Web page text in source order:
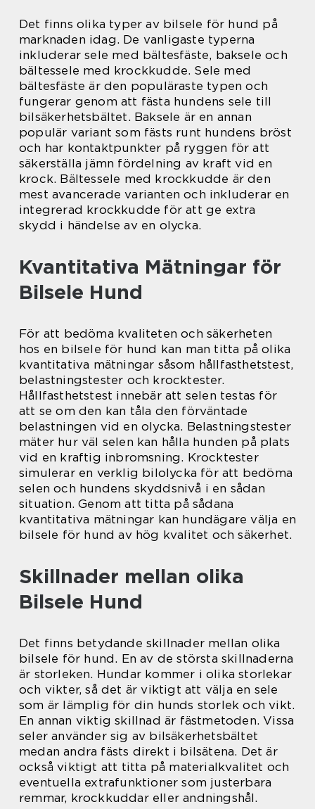
Det finns olika typer av bilsele för hund på
marknaden idag. De vanligaste typerna
inkluderar sele med bältesfäste, baksele och
bältessele med krockkudde. Sele med
bältesfäste är den populäraste typen och
fungerar genom att fästa hundens sele till
bilsäkerhetsbältet. Baksele är en annan
populär variant som fästs runt hundens bröst
och har kontaktpunkter på ryggen för att
säkerställa jämn fördelning av kraft vid en
krock. Bältessele med krockkudde är den
mest avancerade varianten och inkluderar en
integrerad krockkudde för att ge extra
skydd i händelse av en olycka.
Kvantitativa Mätningar för
Bilsele Hund
För att bedöma kvaliteten och säkerheten
hos en bilsele för hund kan man titta på olika
kvantitativa mätningar såsom hållfasthetstest,
belastningstester och krocktester.
Hållfasthetstest innebär att selen testas för
att se om den kan tåla den förväntade
belastningen vid en olycka. Belastningstester
mäter hur väl selen kan hålla hunden på plats
vid en kraftig inbromsning. Krocktester
simulerar en verklig bilolycka för att bedöma
selen och hundens skyddsnivå i en sådan
situation. Genom att titta på sådana
kvantitativa mätningar kan hundägare välja en
bilsele för hund av hög kvalitet och säkerhet.
Skillnader mellan olika
Bilsele Hund
Det finns betydande skillnader mellan olika
bilsele för hund. En av de största skillnaderna
är storleken. Hundar kommer i olika storlekar
och vikter, så det är viktigt att välja en sele
som är lämplig för din hunds storlek och vikt.
En annan viktig skillnad är fästmetoden. Vissa
seler använder sig av bilsäkerhetsbältet
medan andra fästs direkt i bilsätena. Det är
också viktigt att titta på materialkvalitet och
eventuella extrafunktioner som justerbara
remmar, krockkuddar eller andningshål.